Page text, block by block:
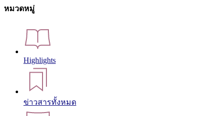
หมวดหมู่
Highlights
ข่าวสารทั้งหมด